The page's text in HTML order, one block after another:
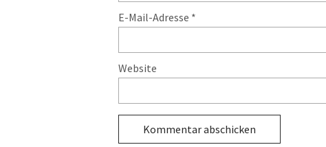
E-Mail-Adresse *
Website